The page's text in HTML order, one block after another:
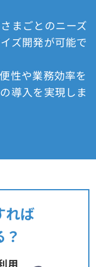
まごとのニーズ
ズ開発が可能で
性や業務効率を
導入を実現しま
れば
用